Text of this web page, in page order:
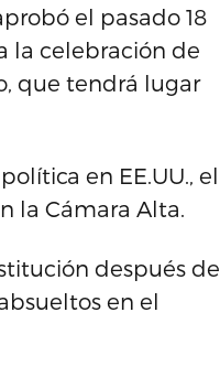
el pasado 18
la celebración de
que tendrá lugar
en EE.UU., el
la Cámara Alta.
después de
en el